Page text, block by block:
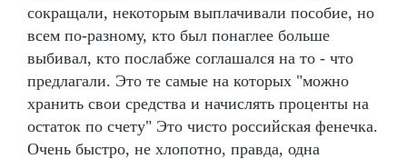
сокращали, некоторым выплачивали пособие, но
всем по-разному, кто был понаглее больше
выбивал, кто послабже соглашался на то - что
предлагали. Это те самые на которых "можно
хранить свои средства и начислять проценты на
остаток по счету" Это чисто российская фенечка.
Очень быстро, не хлопотно, правда, одна